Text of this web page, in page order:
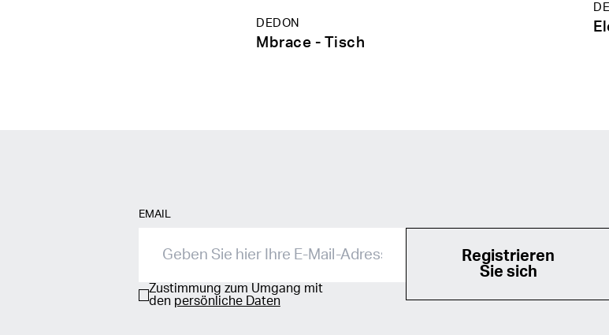
DEDON
Mbrace - Tisch
EMAIL
Zustimmung zum Umgang mit
den persönliche Daten
Registrieren
Sie sich